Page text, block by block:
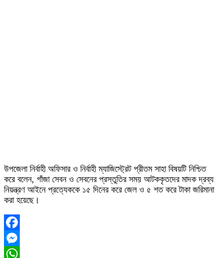
উপজেলা নির্বাহী অফিসার ও নির্বাহী ম্যাজিস্ট্রেট প্রীতম সাহা বিষয়টি নিশ্চিত
করে বলেন, গাঁজা সেবন ও সেবনের প্রস্তুতির সময় আটককৃতদের মাদক দ্রব্য
নিয়ন্ত্রণ আইনে প্রত্যেককে ১৫ দিনের করে জেল ও ৫ শত করে টাকা জরিমানা
করা হয়েছে।
Facebook
Messenger